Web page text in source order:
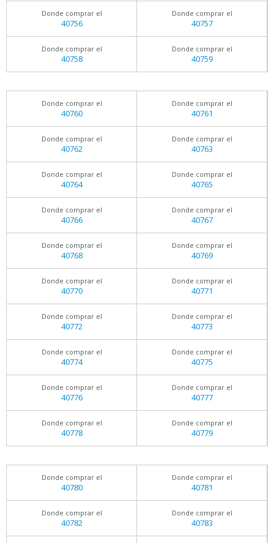
Donde comprar el
40756
Donde comprar el
40757
Donde comprar el
40758
Donde comprar el
40759
Donde comprar el
40760
Donde comprar el
40761
Donde comprar el
40762
Donde comprar el
40763
Donde comprar el
40764
Donde comprar el
40765
Donde comprar el
40766
Donde comprar el
40767
Donde comprar el
40768
Donde comprar el
40769
Donde comprar el
40770
Donde comprar el
40771
Donde comprar el
40772
Donde comprar el
40773
Donde comprar el
40774
Donde comprar el
40775
Donde comprar el
40776
Donde comprar el
40777
Donde comprar el
40778
Donde comprar el
40779
Donde comprar el
40780
Donde comprar el
40781
Donde comprar el
40782
Donde comprar el
40783